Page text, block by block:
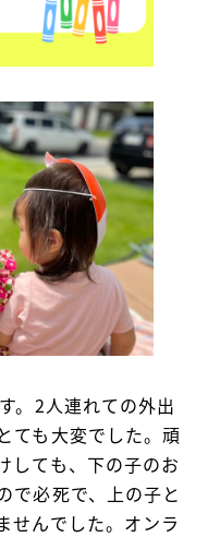
。2人連れての外出
ても大変でした。頑
しても、下の子のお
で必死で、上の子と
せんでした。オンラ